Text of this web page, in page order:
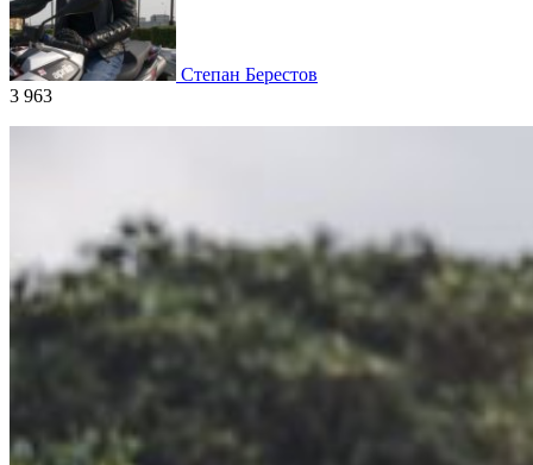
Степан Берестов
3 963